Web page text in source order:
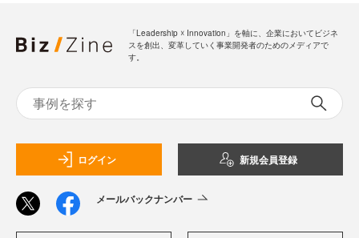
「Leadership ☓ Innovation」を軸に、企業においてビジネ
スを創出、変革していく事業開発者のためのメディアで
す。
ログイン 新規会員登録
メールバックナンバー